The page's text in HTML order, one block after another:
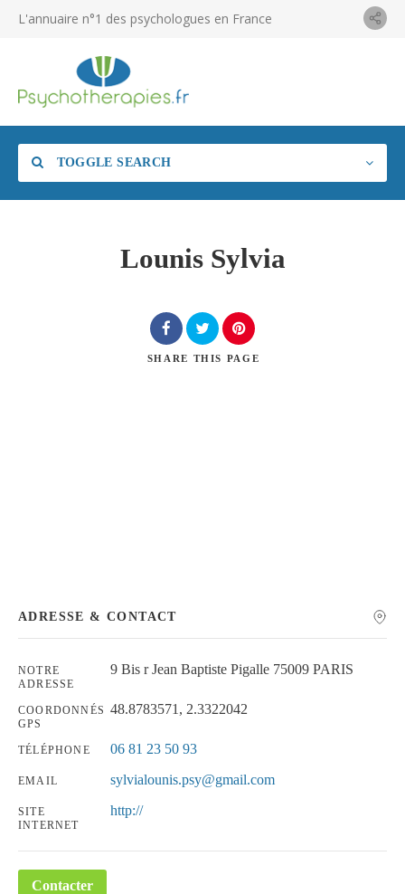
L'annuaire n°1 des psychologues en France
TOGGLE SEARCH
Lounis Sylvia
SHARE THIS PAGE
ADRESSE & CONTACT
NOTRE
ADRESSE
9 Bis r Jean Baptiste Pigalle 75009 PARIS
COORDONNÉS
GPS
48.8783571, 2.3322042
TÉLÉPHONE 06 81 23 50 93
EMAIL sylvialounis.psy@gmail.com
SITE
INTERNET
http://
Contacter